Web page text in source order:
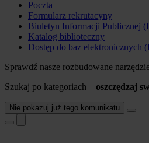
Poczta
Formularz rekrutacyny
Biuletyn Informacji Publicznej
Katalog biblioteczny
Dostęp do baz elektronicznych
Sprawdź nasze rozbudowane
Szukaj po kategoriach – oszczędzaj
Nie pokazuj już tego komunikatu